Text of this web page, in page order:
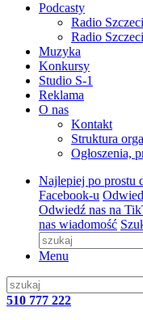
Podcasty
Radio
Radio
Muzyka
Konkursy
Studio S-1
Reklama
O nas
Kontakt
Struktura
Ogłoszenia,
Najlepiej po prostu
Facebook-u
Odwiedź nas na
nas wiadomość
Menu
510 777 222